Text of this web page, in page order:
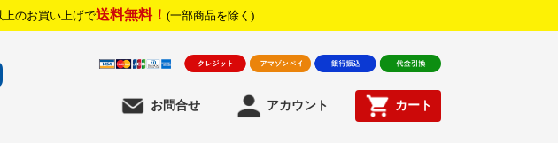
上のお買い上げで送料無料！ (一部商品を除く)
お問合せ アカウント カート